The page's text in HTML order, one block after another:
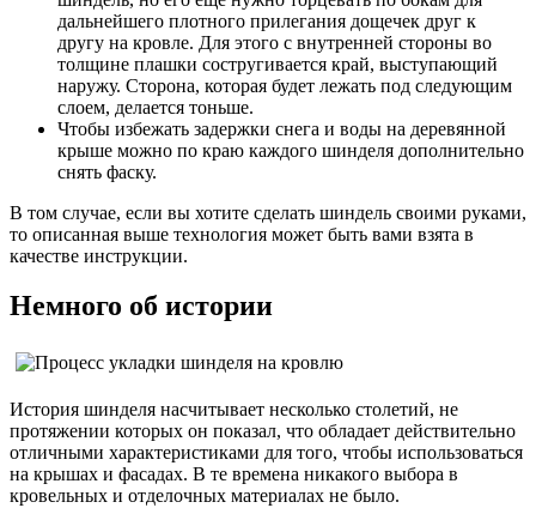
дальнейшего плотного прилегания дощечек друг к
другу на кровле. Для этого с внутренней стороны во
толщине плашки состругивается край, выступающий
наружу. Сторона, которая будет лежать под следующим
слоем, делается тоньше.
Чтобы избежать задержки снега и воды на деревянной
крыше можно по краю каждого шинделя дополнительно
снять фаску.
В том случае, если вы хотите сделать шиндель своими руками,
то описанная выше технология может быть вами взята в
качестве инструкции.
Немного об истории
История шинделя насчитывает несколько столетий, не
протяжении которых он показал, что обладает действительно
отличными характеристиками для того, чтобы использоваться
на крышах и фасадах. В те времена никакого выбора в
кровельных и отделочных материалах не было.